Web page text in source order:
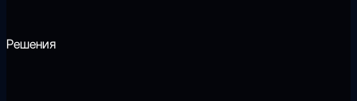
Решения